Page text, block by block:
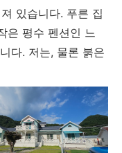
있습니다. 푸른 집
은 평수 펜션인 느
다. 저는, 물론 붉은